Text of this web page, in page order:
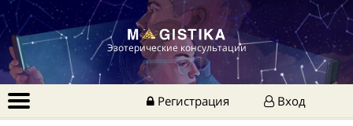
Эзотерические консультации
Регистрация Вход